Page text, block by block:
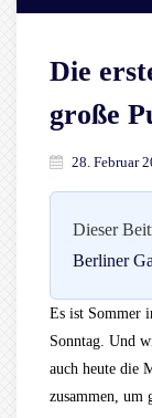
Die
große
28. Februar
Dieser
Berliner
Es ist Sommer
Sonntag. Und
auch heute die
zusammen, um